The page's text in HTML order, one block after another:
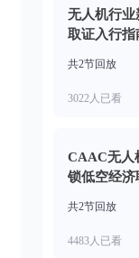
无人机行业
取证入行指
共2节回放
3022人已看
CAAC无人
锁低空经济
3）
共2节回放
4483人已看